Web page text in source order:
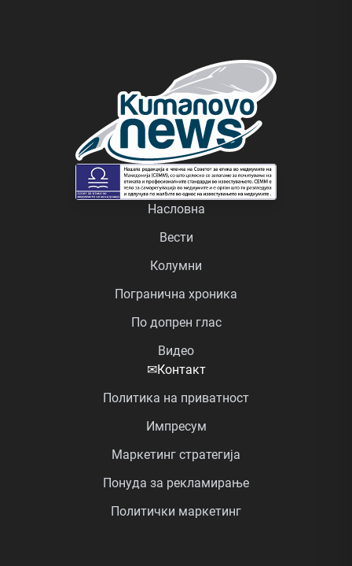
Насловна
Вести
Колумни
Погранична хроника
По допрен глас
Видео
✉Контакт
Политика на приватност
Импресум
Маркетинг стратегија
Понуда за рекламирање
Политички маркетинг